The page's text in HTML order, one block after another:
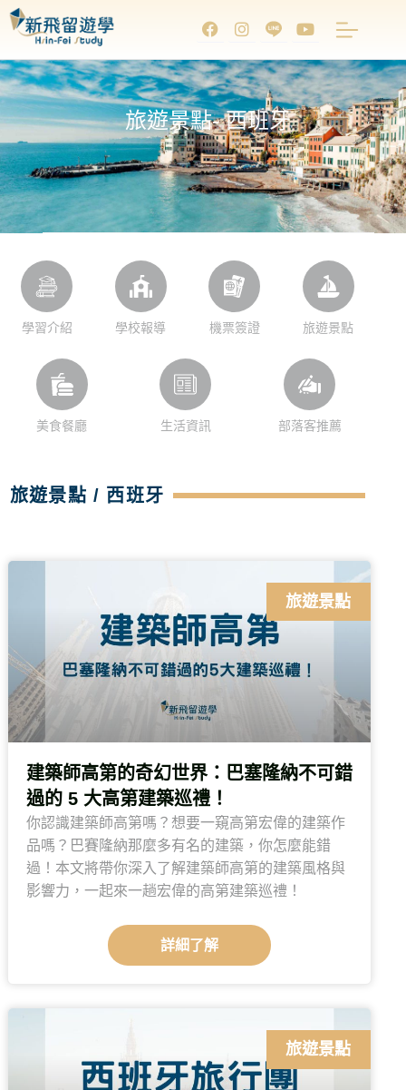
旅遊景點- 西班牙
學習介紹 學校報導 機票簽證 旅遊景點
美食餐廳 生活資訊 部落客推薦
旅遊景點 / 西班牙
旅遊景點
建築師高第的奇幻世界：巴塞隆納不可錯
過的 5 大高第建築巡禮！
你認識建築師高第嗎？想要一窺高第宏偉的建築作
品嗎？巴賽隆納那麼多有名的建築，你怎麼能錯
過！本文將帶你深入了解建築師高第的建築風格與
影響力，一起來一趟宏偉的高第建築巡禮！
詳細了解
旅遊景點